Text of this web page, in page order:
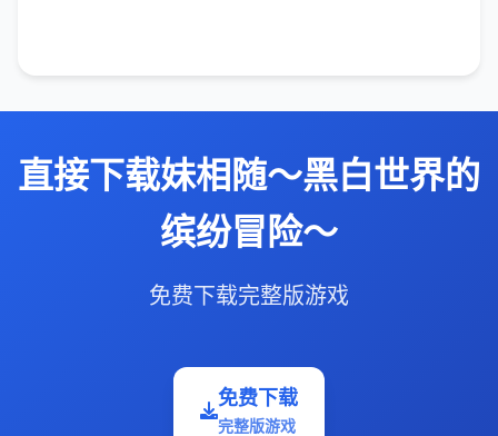
直接下载妹相随～黑白世界的
缤纷冒险～
免费下载完整版游戏
免费下载
完整版游戏